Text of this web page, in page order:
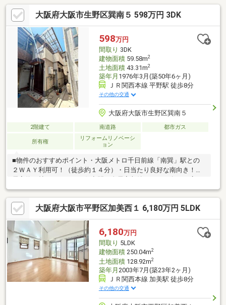
壁（側面、背面）、ポスト新設、TVモニターホン新設、屋根新
設、給湯器交換、駐車場拡張、ベランダ防水、クローゼット新
設、下駄箱新設。・全部屋明るい家は気持ちが良く眺望も良く風
通しも良好です。・駅まで徒歩7分の好立地、スーパーや病院も近
く。・駐車場に大きな車も入ります。・弊社売主の為、費用安く
抑える事が出来ます。是非内覧お待ちしてます！
大阪府大阪市生野区巽南５ 598万円 3DK
598万円
間取り 3DK
建物面積59.58m2
土地面積43.31m2
築年月 1976年3月(築50年6ヶ月)
ＪＲ関西本線 平野駅 徒歩8分
その他の交通
大阪府大阪市生野区巽南５
2階建て 南道路 都市ガス
所有権
リフォームリノベーシ
ョン
■物件のおすすめポイント・大阪メトロ千日前線「南巽」駅との
２ＷＡＹ利用可！（徒歩約１４分）・日当たり良好な南向き！・
バルコニー・室内リフォーム相談可能！・スーパーが徒歩約３分
の距離で日々の買い物便利な立地！■リフォーム（令和８年６月
中旬）・クロス張替え・畳表替え・ハウスクリーニング■周辺施
設案内・万代巽南店：約230ｍ（徒歩3分）・セブンイレブン大阪
加美北6丁目店：約400ｍ（徒歩6分）・ウエルシア生野巽南店：
約450ｍ（徒歩7分）・大阪平野北郵便局：約400ｍ（徒歩6分）
等※再建築不可
大阪府大阪市平野区加美西１ 6,180万円 5LDK
6,180万円
間取り 5LDK
建物面積250.04m2
土地面積128.92m2
築年月 2003年7月(築23年2ヶ月)
ＪＲ関西本線 加美駅 徒歩8分
その他の交通